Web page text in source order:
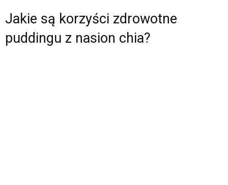
Jakie są korzyści zdrowotne
puddingu z nasion chia?